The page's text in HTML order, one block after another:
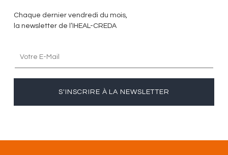
Chaque dernier vendredi du mois,
la newsletter de l’IHEAL-CREDA
S'INSCRIRE À LA NEWSLETTER